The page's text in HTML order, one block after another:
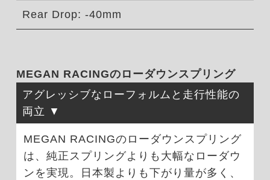
Rear Drop: -40mm
MEGAN RACINGのローダウンスプリング
アグレッシブなローフォルムと走行性能の
両立
MEGAN RACINGのローダウンスプリング
は、純正スプリングよりも大幅なローダウ
ンを実現。日本製よりも下がり量が多く、